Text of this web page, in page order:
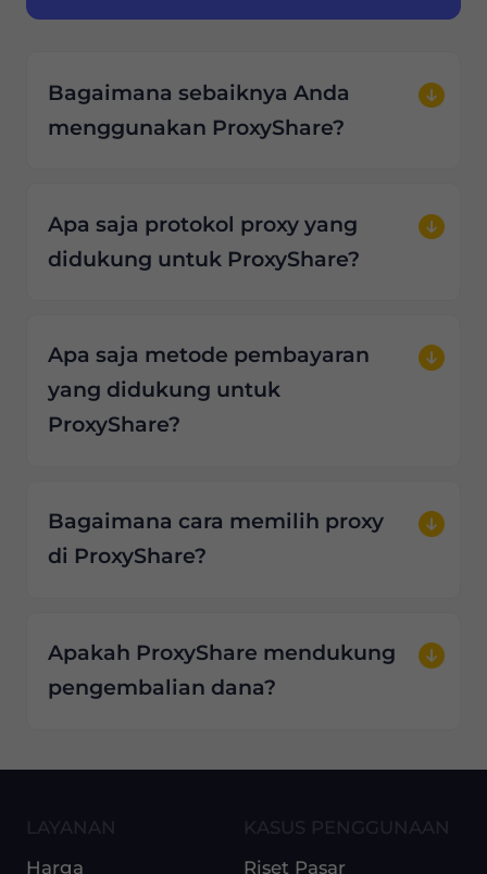
Bagaimana sebaiknya Anda
menggunakan ProxyShare?
Apa saja protokol proxy yang
didukung untuk ProxyShare?
Apa saja metode pembayaran
yang didukung untuk
ProxyShare?
Bagaimana cara memilih proxy
di ProxyShare?
Apakah ProxyShare mendukung
pengembalian dana?
LAYANAN
Harga
KASUS PENGGUNAAN
Riset Pasar